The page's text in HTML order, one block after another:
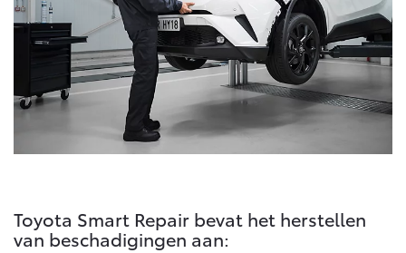
Vanaf € 89.986,-
Toyota Smart Repair bevat het herstellen
van beschadigingen aan: